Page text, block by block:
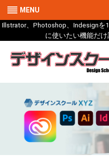
MENU
Illstrator、Photoshop、Indesign
に使いたい機能だけ